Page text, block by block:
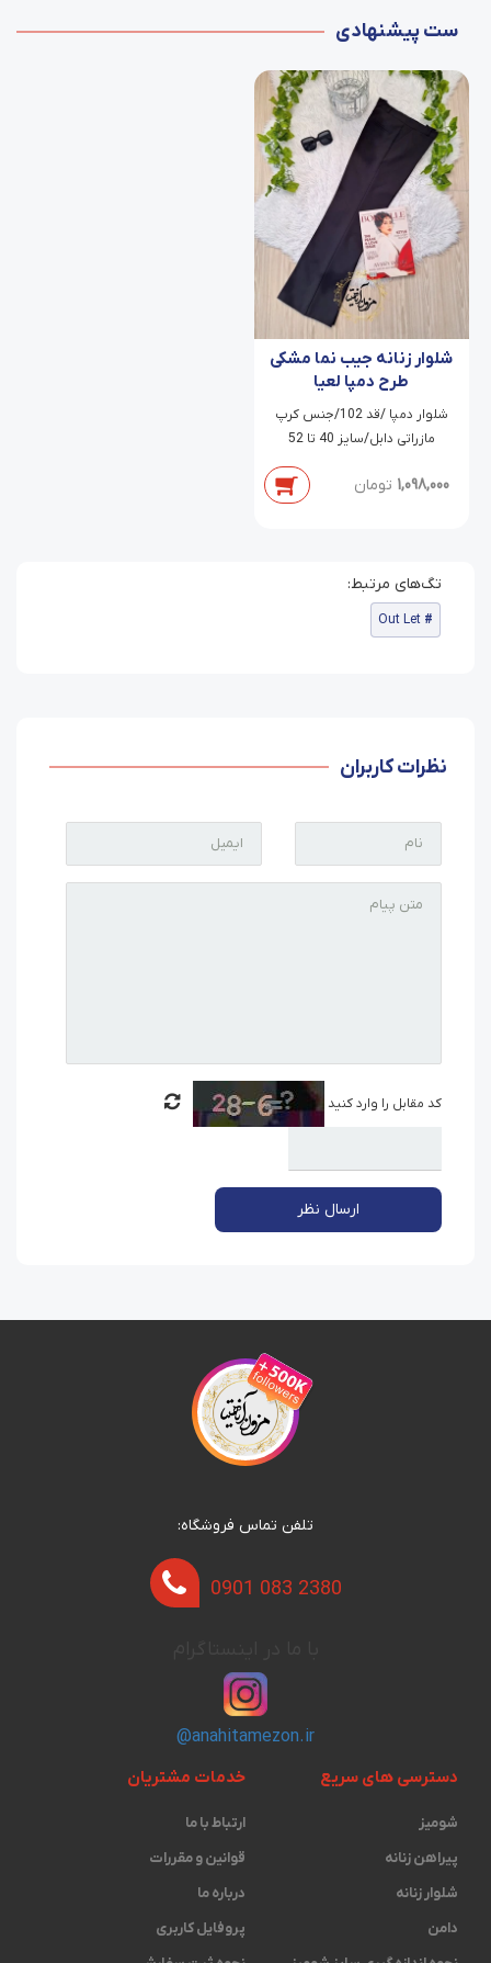
ست پیشنهادی
شلوار زنانه جیب نما مشکی
طرح دمپا لعیا
شلوار دمپا /قد 102/جنس کرپ
مازراتی دابل/سایز 40 تا 52
1,098,000 تومان
Out Let
نظرات کاربران
کد مقابل را وارد کنید
ارسال نظر
تلفن تماس فروشگاه:
0901 083 2380
@anahitamezon.ir
دسترسی های سریع
شومیز
پیراهن زنانه
شلوار زنانه
دامن
خدمات مشتریان
ارتباط با ما
قوانین و مقررات
درباره ما
پروفایل کاربری